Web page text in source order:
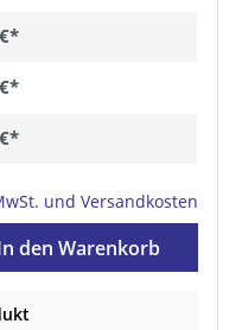
und Versandkosten
den Warenkorb